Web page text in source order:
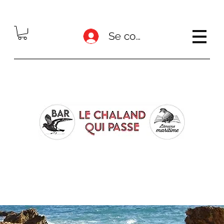
Se connecter